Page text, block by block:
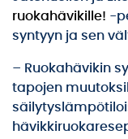
ruokahävikille! -
syntyyn ja sen
– Ruokahävikin
tapojen